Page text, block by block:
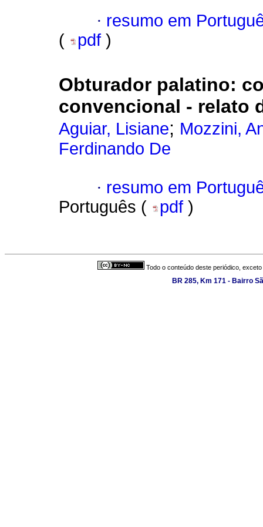
· resumo em
(
pdf )
Obturador palatino:
convencional - relato
Aguiar, Lisiane; Mozzini,
Ferdinando De
· resumo em
Português (
pdf )
Todo o conteúdo deste periódico,
BR 285, Km 171 - Bairro